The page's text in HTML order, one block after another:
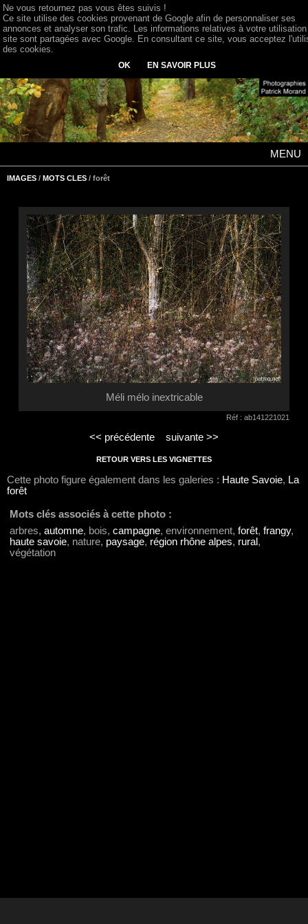
MENU
IMAGES / MOTS CLES / forêt
Méli mélo inextricable
Réf : ab141221021
<< précédente suivante >>
RETOUR VERS LES VIGNETTES
Cette photo figure également dans les galeries : Haute Savoie, La
forêt
Mots clés associés à cette photo :
arbres, automne, bois, campagne, environnement, forêt, frangy,
haute savoie, nature, paysage, région rhône alpes, rural,
végétation
Ne vous retournez pas vous êtes suivis !
Ce site utilise des cookies provenant de Google afin de personnaliser ses
annonces et analyser son trafic. Les informations relatives à votre
site sont partagées avec Google. En consultant ce site, vous acceptez
des cookies.
OK EN SAVOIR PLUS